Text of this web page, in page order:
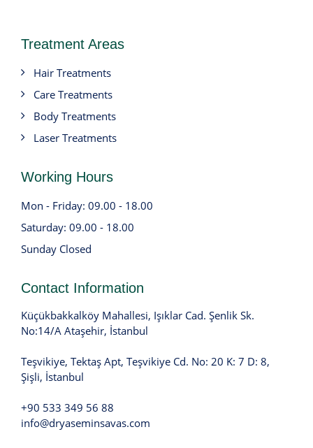
Treatment Areas
Hair Treatments
Care Treatments
Body Treatments
Laser Treatments
Working Hours
Mon - Friday: 09.00 - 18.00
Saturday: 09.00 - 18.00
Sunday Closed
Contact Information
Küçükbakkalköy Mahallesi, Işıklar Cad. Şenlik Sk.
No:14/A Ataşehir, İstanbul
Teşvikiye, Tektaş Apt, Teşvikiye Cd. No: 20 K: 7 D: 8,
Şişli, İstanbul
+90 533 349 56 88
info@dryaseminsavas.com